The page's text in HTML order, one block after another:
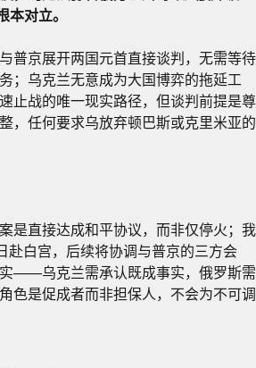
本对立。
普京展开两国元首直接谈判，无需等待
；乌克兰无意成为大国博弈的拖延工
止战的唯一现实路径，但谈判前提是尊
，任何要求乌放弃顿巴斯或克里米亚的
是直接达成和平协议，而非仅停火；我
赴白宫，后续将协调与普京的三方会
——乌克兰需承认既成事实，俄罗斯需
色是促成者而非担保人，不会为不可调